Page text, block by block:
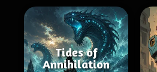
Tides of
Annihilation